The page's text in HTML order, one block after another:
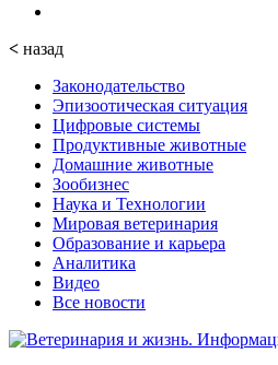
< назад
Законодательство
Эпизоотическая ситуация
Цифровые системы
Продуктивные животные
Домашние животные
Зообизнес
Наука и Технологии
Мировая ветеринария
Образование и карьера
Аналитика
Видео
Все новости